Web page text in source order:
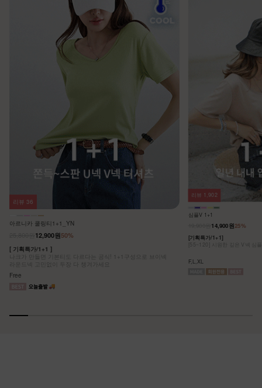
아르니카 쿨링티1+1_YN
50%
12,900원
[ 기획특가/1+1 ]
나크가 만들면 기본티도 다르다는 공식! 1+1구성으로 브이넥
라운드넥 고민없이 두장 다 챙겨가세요
Free
리뷰 36
심플V 1+1
25%
14,900원
[기획특가/1+1]
[55~120] 시원한 깊은 V넥 심
F,L,XL
리뷰 1,902